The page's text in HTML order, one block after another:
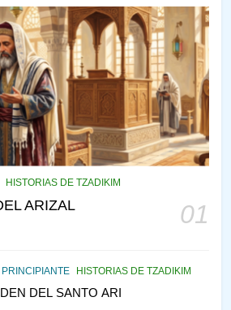
HISTORIAS DE TZADIKIM
ARIZAL 01
HISTORIAS DE TZADIKIM
DEL SANTO ARI
¿QUIÉN ES SABIO? EL QUE
VE LO QUE VA A NACER
PENSAMIENTO JUDÍO PIRKEI AVOT
CABALÁ Y JASIDUT: EL
CONSEJO DE LOS PADRES
TEMPLO Y LA ALEGRÍA EN